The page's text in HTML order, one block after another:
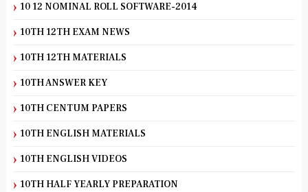
10 12 NOMINAL ROLL SOFTWARE-2014
10TH 12TH EXAM NEWS
10TH 12TH MATERIALS
10TH ANSWER KEY
10TH CENTUM PAPERS
10TH ENGLISH MATERIALS
10TH ENGLISH VIDEOS
10TH HALF YEARLY PREPARATION